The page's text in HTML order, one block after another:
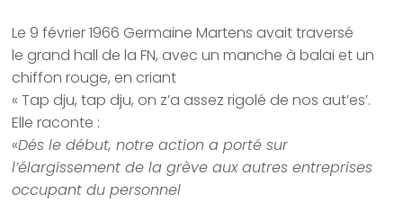
Le 9 février 1966 Germaine Martens avait traversé
le grand hall de la FN, avec un manche à balai et un
chiffon rouge, en criant
« Tap dju, tap dju, on z’a assez rigolé de nos aut’es’.
Elle raconte :
«Dés le début, notre action a porté sur
l’élargissement de la grève aux autres entreprises
occupant du personnel